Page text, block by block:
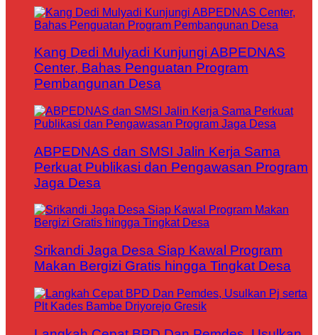
Kang Dedi Mulyadi Kunjungi ABPEDNAS
Center, Bahas Penguatan Program
Pembangunan Desa
ABPEDNAS dan SMSI Jalin Kerja Sama
Perkuat Publikasi dan Pengawasan Program
Jaga Desa
Srikandi Jaga Desa Siap Kawal Program
Makan Bergizi Gratis hingga Tingkat Desa